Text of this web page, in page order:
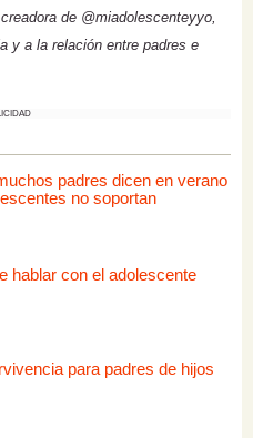
de @miadolescenteyyo,
y a la relación entre padres e
padres dicen en verano
no soportan
hablar con el adolescente
para padres de hijos